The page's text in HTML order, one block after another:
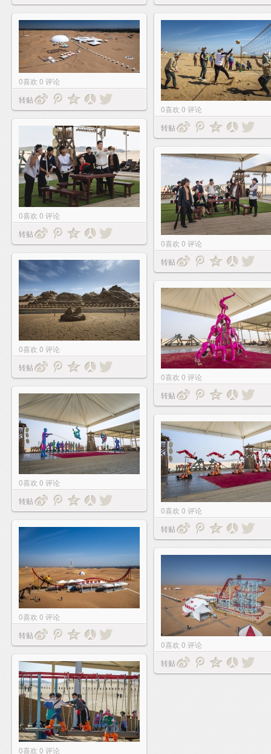
0喜欢 0 评论
转贴
0喜欢 0 评论
转贴
0喜欢 0 评论
转贴
0喜欢 0 评论
转贴
0喜欢 0 评论
转贴
0喜欢 0 评论
转贴
0喜欢 0 评论
转贴
0喜欢 0 评论
转贴
0喜欢 0 评论
转贴
0喜欢 0 评论
转贴
0喜欢 0 评论